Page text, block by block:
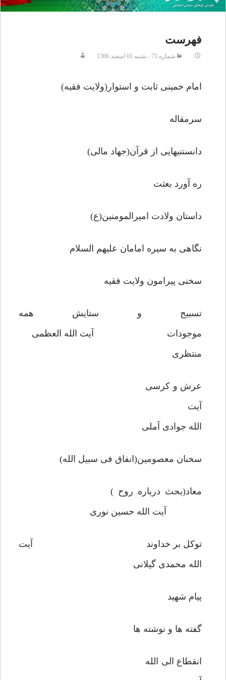
فهرست
شماره 75 - شنبه 01 اسفند 1366
امام خمینی ثابت و استوار(ولایت فقیه)
سرمقاله
دانستنیهایی از قرآن(جهاد مالی)
ره آورد بعثت
داستان ولادت امیرالمومنین(ع)
نگاهی به سیره امامان علیهم السلام
سخنی پیرامون ولایت فقیه
تسبیح و ستایش همه
موجودات آیت الله العظمی
منتظری
عرش و کرسی
آیت
الله جوادی آملی
سخنان معصومین(انفاق فی سبیل الله)
معاد(بحث درباره روح )
آیت الله حسین نوری
توکل بر خداوند آیت
الله محمدی گیلانی
پیام شهید
گفته ها و نوشته ها
انقطاع الی الله